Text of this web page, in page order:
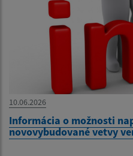
10.06.2026
Informácia o možnosti
novovybudované vetvy